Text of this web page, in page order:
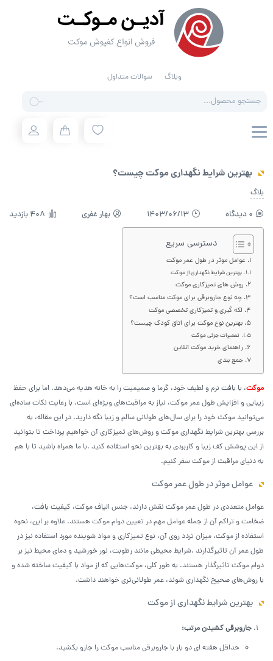
وبلاگ سوالات متداول
search
بهترین شرایط نگهداری موکت چیست؟
بلاگ
0 دیدگاه 1403/06/13 بهار غفری 408 بازدید
دسترسی سریع
عوامل موثر در طول عمر موکت
بهترین شرایط نگهداری از موکت
روش های تمیزکاری موکت
چه نوع جاروبرقی برای موکت مناسب است؟
لکه گیری و تمیزکاری تخصصی موکت
بهترین نوع موکت برای اتاق کودک چیست؟
تعمیرات جزئی موکت
راهنمای خرید موکت آنلاین
جمع بندی
موکت، با بافت نرم و لطیف خود، گرما و صمیمیت را به خانه هدیه می‌دهد. اما برای حفظ
زیبایی و افزایش طول عمر موکت، نیاز به مراقبت‌های ویژه‌ای است. با رعایت نکات ساده‌ای
می‌توانید موکت خود را برای سال‌های طولانی سالم و زیبا نگه دارید. در این مقاله، به
بررسی بهترین شرایط نگهداری موکت و روش‌های تمیزکاری آن خواهیم پرداخت تا بتوانید
از این پوشش کف زیبا و کاربردی به بهترین نحو استفاده کنید .با ما همراه باشید تا با هم
به دنیای مراقبت از موکت سفر کنیم.
عوامل موثر در طول عمر موکت
عوامل متعددی در طول عمر موکت نقش دارند. جنس الیاف موکت، کیفیت بافت،
ضخامت و تراکم آن از جمله عوامل مهم در تعیین دوام موکت هستند. علاوه بر این، نحوه
استفاده از موکت، میزان تردد روی آن، نوع تمیزکاری و مواد شوینده مورد استفاده نیز در
طول عمر آن تاثیرگذارند .شرایط محیطی مانند رطوبت، نور خورشید و دمای محیط نیز بر
دوام موکت تاثیرگذار هستند. به طور کلی، موکت‌هایی که از مواد با کیفیت ساخته شده و
با روش‌های صحیح نگهداری شوند، عمر طولانی‌تری خواهند داشت.
بهترین شرایط نگهداری از موکت
جاروبرقی کشیدن مرتب:
حداقل هفته ای دو بار با جاروبرقی مناسب موکت را جارو بکشید.